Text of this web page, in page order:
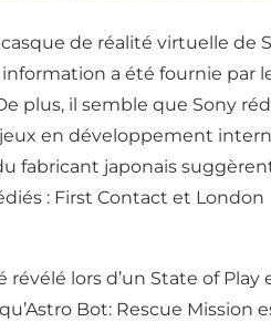
de réalité virtuelle de
a été fournie par
plus, il semble que Sony
jeux en développement
fabricant japonais
: First Contact et London
lors d’un State of Play
Bot: Rescue Mission